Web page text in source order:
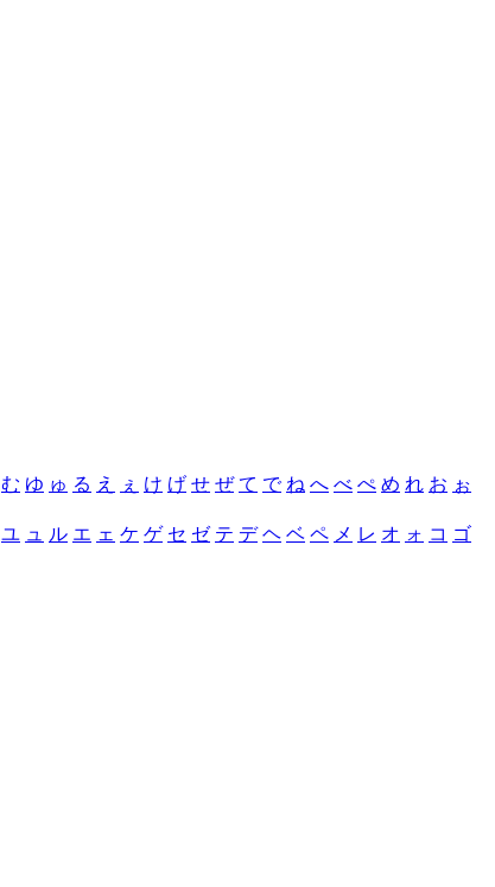
む ゆ ゅ る え ぇ け げ せ ぜ て で ね へ べ ぺ め れ お ぉ
ユ ュ ル エ ェ ケ ゲ セ ゼ テ デ ヘ ベ ペ メ レ オ ォ コ ゴ